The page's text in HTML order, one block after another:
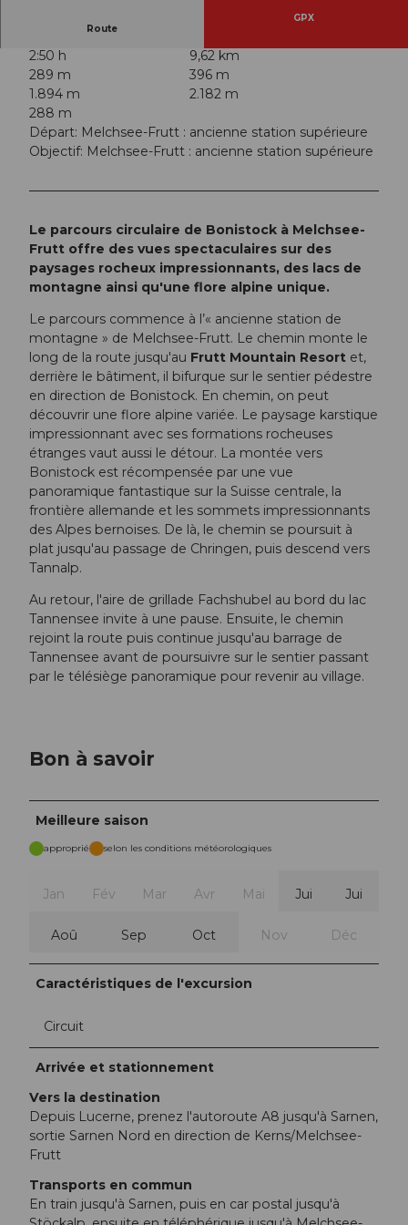
Route
GPX
2:50 h
9,62 km
289 m
396 m
1.894 m
2.182 m
288 m
Départ: Melchsee-Frutt : ancienne station supérieure
Objectif: Melchsee-Frutt : ancienne station supérieure
Le parcours circulaire de Bonistock à Melchsee-
Frutt offre des vues spectaculaires sur des
paysages rocheux impressionnants, des lacs de
montagne ainsi qu'une flore alpine unique.
Le parcours commence à l’« ancienne station de
montagne » de Melchsee-Frutt. Le chemin monte le
long de la route jusqu'au Frutt Mountain Resort et,
derrière le bâtiment, il bifurque sur le sentier pédestre
en direction de Bonistock. En chemin, on peut
découvrir une flore alpine variée. Le paysage karstique
impressionnant avec ses formations rocheuses
étranges vaut aussi le détour. La montée vers
Bonistock est récompensée par une vue
panoramique fantastique sur la Suisse centrale, la
frontière allemande et les sommets impressionnants
des Alpes bernoises. De là, le chemin se poursuit à
plat jusqu'au passage de Chringen, puis descend vers
Tannalp.
Au retour, l'aire de grillade Fachshubel au bord du lac
Tannensee invite à une pause. Ensuite, le chemin
rejoint la route puis continue jusqu'au barrage de
Tannensee avant de poursuivre sur le sentier passant
par le télésiège panoramique pour revenir au village.
Bon à savoir
Meilleure saison
approprié selon les conditions météorologiques
Jan Fév Mar Avr Mai Jui Jui
Aoû Sep Oct Nov Déc
Caractéristiques de l'excursion
Circuit
Arrivée et stationnement
Vers la destination
Depuis Lucerne, prenez l'autoroute A8 jusqu'à Sarnen,
sortie Sarnen Nord en direction de Kerns/Melchsee-
Frutt
Transports en commun
En train jusqu'à Sarnen, puis en car postal jusqu'à